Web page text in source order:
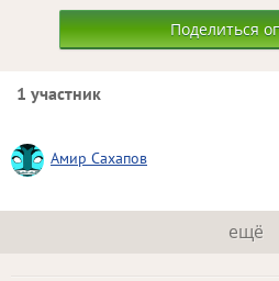
Поделиться
1 участник
Амир Сахапов
ещё